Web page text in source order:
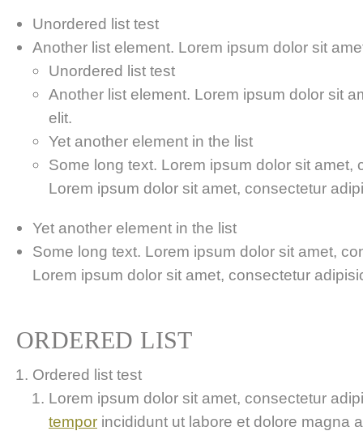
Unordered list test
Another list element. Lorem ipsum dolor sit
Unordered list test
Another list element. Lorem ipsum dolor sit
elit.
Yet another element in the list
Some long text. Lorem ipsum dolor sit amet,
Lorem ipsum dolor sit amet, consectetur
Yet another element in the list
Some long text. Lorem ipsum dolor sit amet,
Lorem ipsum dolor sit amet, consectetur
ORDERED LIST
Ordered list test
Lorem ipsum dolor sit amet, consectetur
tempor incididunt ut labore et dolore magna